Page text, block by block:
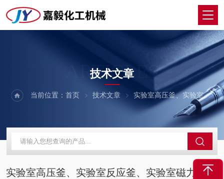
ARTICLES
技术文章
当前位置：首页 技术文章 实验室高压釜、实验室反应釜、实验室磁力反应维修步骤
实验室高压釜、实验室反应釜、实验室磁力反应